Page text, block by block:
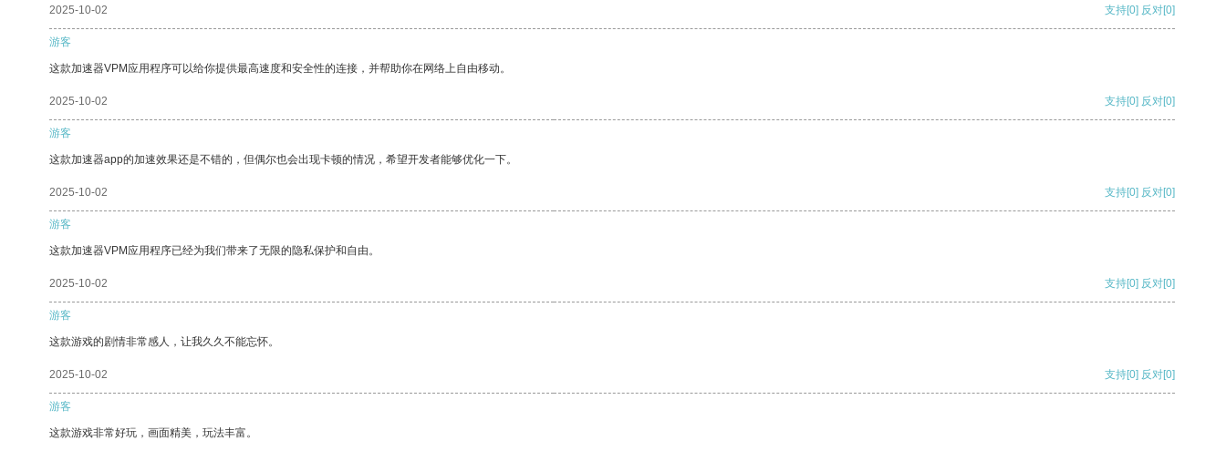
2025-10-02 支持[0] 反对[0]
游客
这款加速器VPM应用程序可以给你提供最高速度和安全性的连接，并帮助你在网络上自由移动。
2025-10-02 支持[0] 反对[0]
游客
这款加速器app的加速效果还是不错的，但偶尔也会出现卡顿的情况，希望开发者能够优化一下。
2025-10-02 支持[0] 反对[0]
游客
这款加速器VPM应用程序已经为我们带来了无限的隐私保护和自由。
2025-10-02 支持[0] 反对[0]
游客
这款游戏的剧情非常感人，让我久久不能忘怀。
2025-10-02 支持[0] 反对[0]
游客
这款游戏非常好玩，画面精美，玩法丰富。